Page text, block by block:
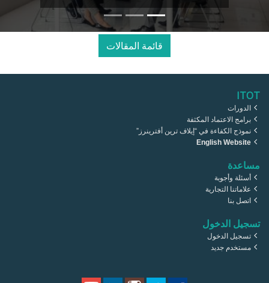
قائمة المقالات
ITOT
الدورات
برامج الاعتماد المكثفة
نموذج الكفاءة في “إيلاف ترين أفترينرز”
English Website
مساعدة
أسئلة وأجوبة
علاماتنا التجارية
اتصل بنا
تسجيل الدخول
تسجيل الدخول
مستخدم جديد